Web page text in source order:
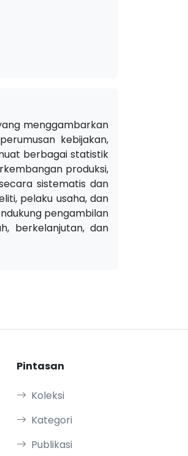
menggambarkan
kebijakan,
berbagai statistik
produksi,
sistematis dan
pelaku usaha, dan
pengambilan
berkelanjutan, dan
Pintasan
Koleksi
Kategori
Publikasi